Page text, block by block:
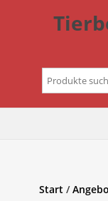
Suchen
nach:
Start /